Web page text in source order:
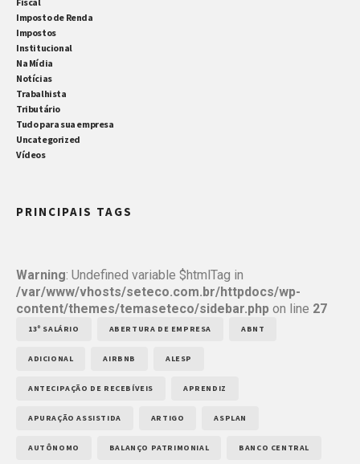
Imposto de Renda
Impostos
Institucional
Na Mídia
Notícias
Trabalhista
Tributário
Tudo para sua empresa
Uncategorized
Vídeos
PRINCIPAIS TAGS
Warning: Undefined variable $htmlTag in
/var/www/vhosts/seteco.com.br/httpdocs/wp-
content/themes/temaseteco/sidebar.php on line 27
13º SALÁRIO ABERTURA DE EMPRESA ABNT
ADICIONAL AIRBNB ALESP
ANTECIPAÇÃO DE RECEBÍVEIS APRENDIZ
APURAÇÃO ASSISTIDA ARTIGO ASPLAN
AUTÔNOMO BALANÇO PATRIMONIAL BANCO CENTRAL